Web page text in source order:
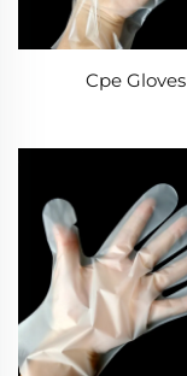
Cpe Gloves